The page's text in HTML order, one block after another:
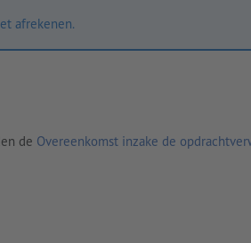
afrekenen.
de Overeenkomst inzake de